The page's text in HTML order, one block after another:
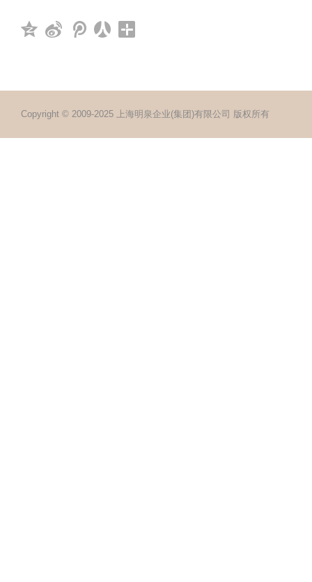
Copyright © 2009-2025 上海明泉企业(集团)有限公司 版权所有